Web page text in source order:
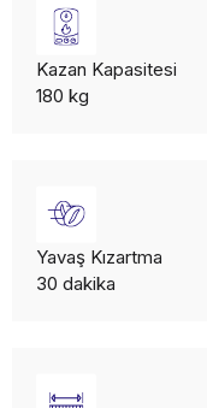
Kazan Kapasitesi
180 kg
Yavaş Kızartma
30 dakika